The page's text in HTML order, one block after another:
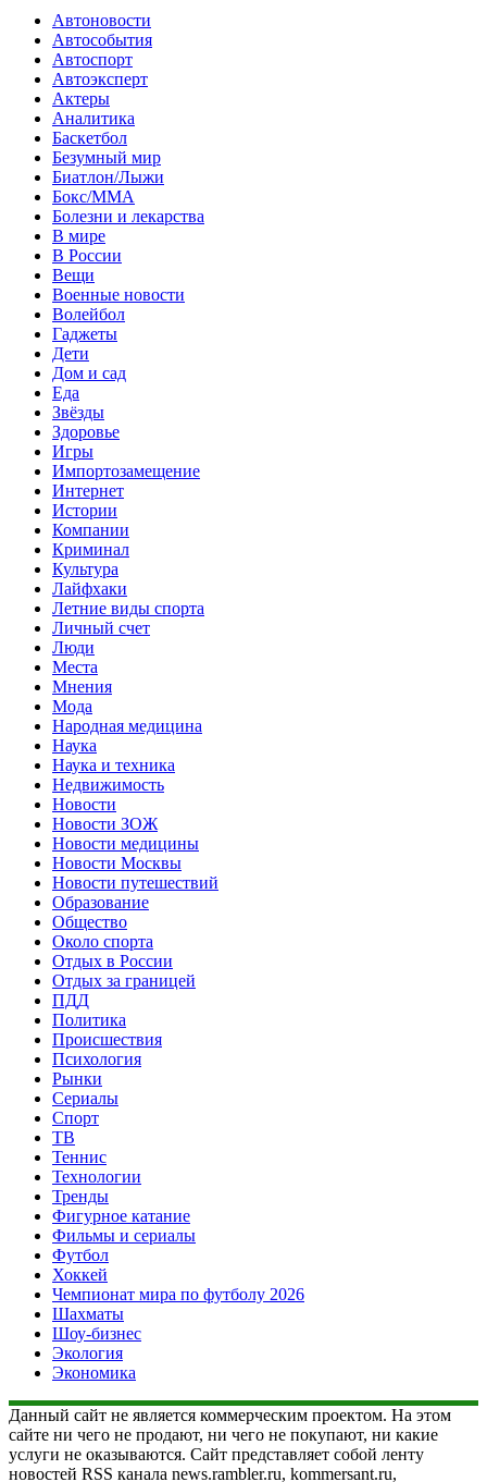
Автоновости
Автособытия
Автоспорт
Автоэксперт
Актеры
Аналитика
Баскетбол
Безумный мир
Биатлон/Лыжи
Бокс/MMA
Болезни и лекарства
В мире
В России
Вещи
Военные новости
Волейбол
Гаджеты
Дети
Дом и сад
Еда
Звёзды
Здоровье
Игры
Импортозамещение
Интернет
Истории
Компании
Криминал
Культура
Лайфхаки
Летние виды спорта
Личный счет
Люди
Места
Мнения
Мода
Народная медицина
Наука
Наука и техника
Недвижимость
Новости
Новости ЗОЖ
Новости медицины
Новости Москвы
Новости путешествий
Образование
Общество
Около спорта
Отдых в России
Отдых за границей
ПДД
Политика
Происшествия
Психология
Рынки
Сериалы
Спорт
ТВ
Теннис
Технологии
Тренды
Фигурное катание
Фильмы и сериалы
Футбол
Хоккей
Чемпионат мира по футболу 2026
Шахматы
Шоу-бизнес
Экология
Экономика
Данный сайт не является коммерческим проектом. На этом
сайте ни чего не продают, ни чего не покупают, ни какие
услуги не оказываются. Сайт представляет собой ленту
новостей RSS канала news.rambler.ru, kommersant.ru,